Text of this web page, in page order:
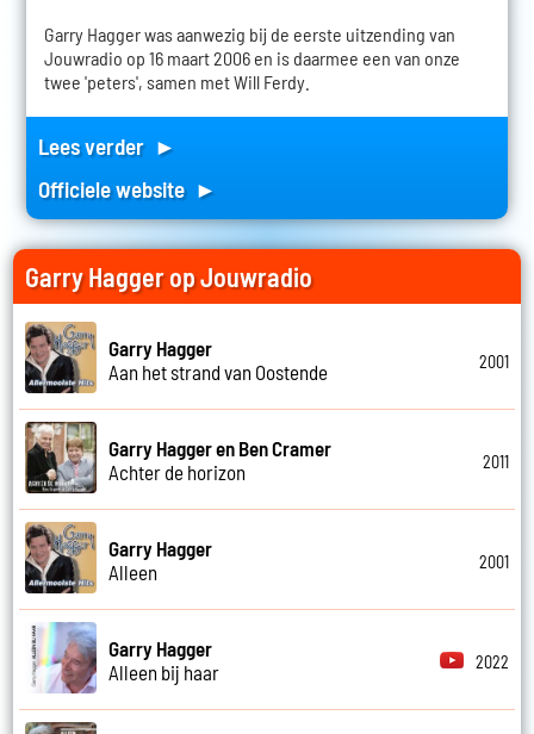
Garry Hagger was aanwezig bij de eerste uitzending van
Jouwradio op 16 maart 2006 en is daarmee een van onze
twee 'peters', samen met Will Ferdy.
Lees verder ►
Officiele website ►
Garry Hagger op Jouwradio
Garry Hagger
Aan het strand van Oostende
2001
Garry Hagger en Ben Cramer
Achter de horizon
2011
Garry Hagger
Alleen
2001
Garry Hagger
Alleen bij haar
2022